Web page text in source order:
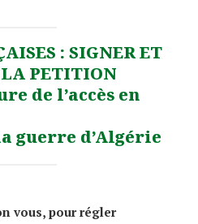
: SIGNER ET
PETITION
de l’accès en
guerre d’Algérie
vous, pour régler